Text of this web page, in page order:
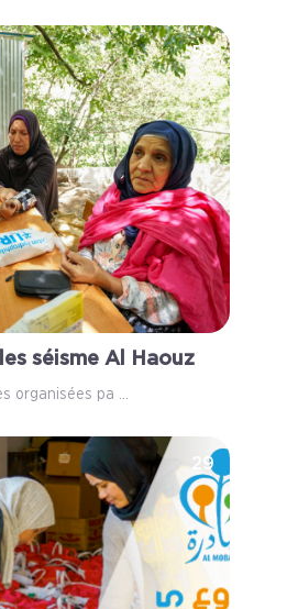
58
séisme Al Haouz
organisées pa ...
29